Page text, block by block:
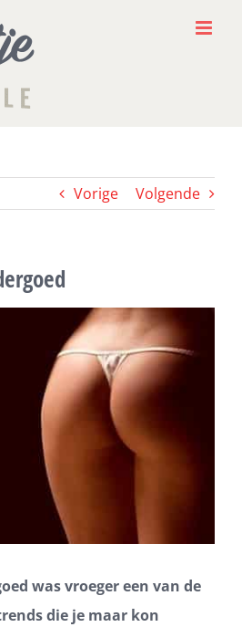
Vorige Volgende
was vroeger een van de
die je maar kon